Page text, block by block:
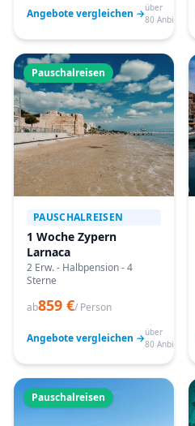
Angebote vergleichen →über
80 Anbieter
Pauschalreisen
PAUSCHALREISEN
1 Woche Zypern
Larnaca
2 Erw. - Halbpension - 4
Sterne
ab859 €/ Person
Angebote vergleichen →über
80 Anbieter
Pauschalreisen